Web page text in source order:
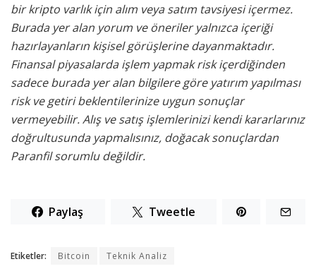
bir kripto varlık için alım veya satım tavsiyesiiçermez.
Burada yer alan yorum ve öneriler yalnızca içeriği
hazırlayanların kişisel görüşlerinedayanmaktadır.
Finansal piyasalarda işlem yapmak risk içerdiğinden
sadece burada yer alan bilgileregöre yatırım yapılması
risk ve getiri beklentilerinize uygun sonuçlar
vermeyebilir. Alış ve satış işlemlerinizi kendi kararlarınız
doğrultusunda yapmalısınız, doğacak sonuçlardan
Paranfil sorumlu değildir.
Paylaş Tweetle
Etiketler: Bitcoin Teknik Analiz